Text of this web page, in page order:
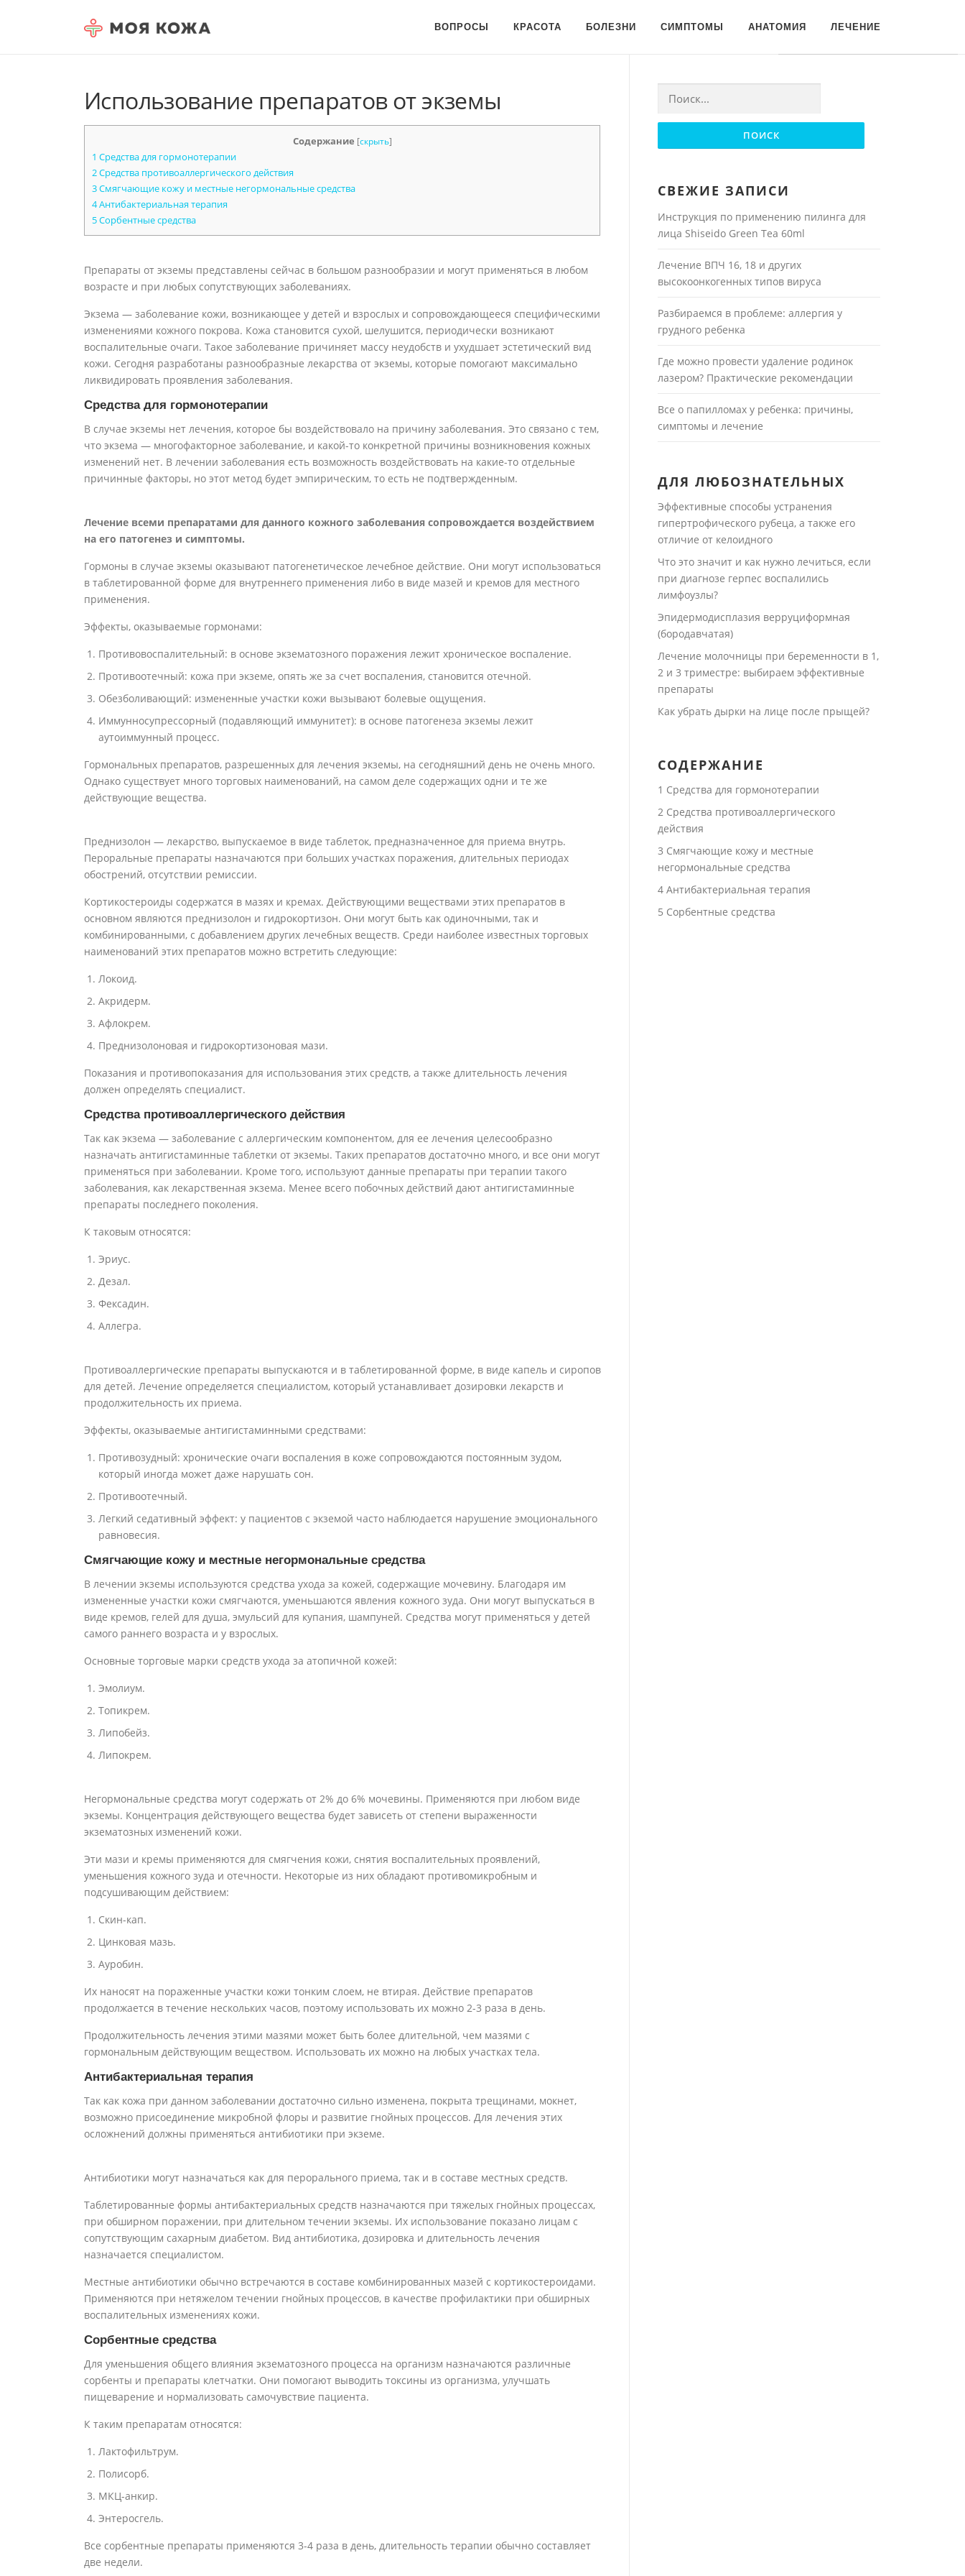
ВОПРОСЫ КРАСОТА БОЛЕЗНИ СИМПТОМЫ АНАТОМИЯ ЛЕЧЕНИЕ
Использование препаратов от экземы
Содержание [скрыть]
1 Средства для гормонотерапии
2Средства противоаллергического действия
3Смягчающие кожу и местные негормональные средства
4Антибактериальная терапия
5Сорбентные средства
Препараты от экземы представлены сейчас в большом разнообразии и могут применяться в любом
возрасте и при любых сопутствующих заболеваниях.
Экзема — заболевание кожи, возникающее у детей и взрослых и сопровождающееся специфическими
изменениями кожного покрова. Кожа становится сухой, шелушится, периодически возникают
воспалительные очаги. Такое заболевание причиняет массу неудобств и ухудшает эстетический вид
кожи. Сегодня разработаны разнообразные лекарства от экземы, которые помогают максимально
ликвидировать проявления заболевания.
Средства для гормонотерапии
В случае экземы нет лечения, которое бы воздействовало на причину заболевания. Это связано с тем,
что экзема — многофакторное заболевание, и какой-то конкретной причины возникновения кожных
изменений нет. В лечении заболевания есть возможность воздействовать на какие-то отдельные
причинные факторы, но этот метод будет эмпирическим, то есть не подтвержденным.
Лечение всеми препаратами для данного кожного заболевания сопровождается воздействием
на его патогенез и симптомы.
Гормоны в случае экземы оказывают патогенетическое лечебное действие. Они могут использоваться
в таблетированной форме для внутреннего применения либо в виде мазей и кремов для местного
применения.
Эффекты, оказываемые гормонами:
Противовоспалительный: в основе экзематозного поражения лежит хроническое воспаление.
Противоотечный: кожа при экземе, опять же за счет воспаления, становится отечной.
Обезболивающий: измененные участки кожи вызывают болевые ощущения.
Иммунносупрессорный (подавляющий иммунитет): в основе патогенеза экземы лежит
аутоиммунный процесс.
Гормональных препаратов, разрешенных для лечения экземы, на сегодняшний день не очень много.
Однако существует много торговых наименований, на самом деле содержащих одни и те же
действующие вещества.
Преднизолон — лекарство, выпускаемое в виде таблеток, предназначенное для приема внутрь.
Пероральные препараты назначаются при больших участках поражения, длительных периодах
обострений, отсутствии ремиссии.
Кортикостероиды содержатся в мазях и кремах. Действующими веществами этих препаратов в
основном являются преднизолон и гидрокортизон. Они могут быть как одиночными, так и
комбинированными, с добавлением других лечебных веществ. Среди наиболее известных торговых
наименований этих препаратов можно встретить следующие:
Локоид.
Акридерм.
Афлокрем.
Преднизолоновая и гидрокортизоновая мази.
Показания и противопоказания для использования этих средств, а также длительность лечения
должен определять специалист.
Средства противоаллергического действия
Так как экзема — заболевание с аллергическим компонентом, для ее лечения целесообразно
назначать антигистаминные таблетки от экземы. Таких препаратов достаточно много, и все они могут
применяться при заболевании. Кроме того, используют данные препараты при терапии такого
заболевания, как лекарственная экзема. Менее всего побочных действий дают антигистаминные
препараты последнего поколения.
К таковым относятся:
Эриус.
Дезал.
Фексадин.
Аллегра.
Противоаллергические препараты выпускаются и в таблетированной форме, в виде капель и сиропов
для детей. Лечение определяется специалистом, который устанавливает дозировки лекарств и
продолжительность их приема.
Эффекты, оказываемые антигистаминными средствами:
Противозудный: хронические очаги воспаления в коже сопровождаются постоянным зудом,
который иногда может даже нарушать сон.
Противоотечный.
Легкий седативный эффект: у пациентов с экземой часто наблюдается нарушение эмоционального
равновесия.
Смягчающие кожу и местные негормональные средства
В лечении экземы используются средства ухода за кожей, содержащие мочевину. Благодаря им
измененные участки кожи смягчаются, уменьшаются явления кожного зуда. Они могут выпускаться в
виде кремов, гелей для душа, эмульсий для купания, шампуней. Средства могут применяться у детей
самого раннего возраста и у взрослых.
Основные торговые марки средств ухода за атопичной кожей:
Эмолиум.
Топикрем.
Липобейз.
Липокрем.
Негормональные средства могут содержать от 2% до 6% мочевины. Применяются при любом виде
экземы. Концентрация действующего вещества будет зависеть от степени выраженности
экзематозных изменений кожи.
Эти мази и кремы применяются для смягчения кожи, снятия воспалительных проявлений,
уменьшения кожного зуда и отечности. Некоторые из них обладают противомикробным и
подсушивающим действием:
Скин-кап.
Цинковая мазь.
Ауробин.
Их наносят на пораженные участки кожи тонким слоем, не втирая. Действие препаратов
продолжается в течение нескольких часов, поэтому использовать их можно 2-3 раза в день.
Продолжительность лечения этими мазями может быть более длительной, чем мазями с
гормональным действующим веществом. Использовать их можно на любых участках тела.
Антибактериальная терапия
Так как кожа при данном заболевании достаточно сильно изменена, покрыта трещинами, мокнет,
возможно присоединение микробной флоры и развитие гнойных процессов. Для лечения этих
осложнений должны применяться антибиотики при экземе.
Антибиотики могут назначаться как для перорального приема, так и в составе местных средств.
Таблетированные формы антибактериальных средств назначаются при тяжелых гнойных процессах,
при обширном поражении, при длительном течении экземы. Их использование показано лицам с
сопутствующим сахарным диабетом. Вид антибиотика, дозировка и длительность лечения
назначается специалистом.
Местные антибиотики обычно встречаются в составе комбинированных мазей с кортикостероидами.
Применяются при нетяжелом течении гнойных процессов, в качестве профилактики при обширных
воспалительных изменениях кожи.
Сорбентные средства
Для уменьшения общего влияния экзематозного процесса на организм назначаются различные
сорбенты и препараты клетчатки. Они помогают выводить токсины из организма, улучшать
пищеварение и нормализовать самочувствие пациента.
К таким препаратам относятся:
Лактофильтрум.
Полисорб.
МКЦ-анкир.
Энтеросгель.
Все сорбентные препараты применяются 3-4 раза в день, длительность терапии обычно составляет
две недели.
Найти:
СВЕЖИЕ ЗАПИСИ
Инструкция по применению пилинга для
лица Shiseido Green Tea 60ml
Лечение ВПЧ 16, 18 и других
высокоонкогенных типов вируса
Разбираемся в проблеме: аллергия у
грудного ребенка
Где можно провести удаление родинок
лазером? Практические рекомендации
Все о папилломах у ребенка: причины,
симптомы и лечение
ДЛЯ ЛЮБОЗНАТЕЛЬНЫХ
Эффективные способы устранения
гипертрофического рубеца, а также его
отличие от келоидного
Что это значит и как нужно лечиться, если
при диагнозе герпес воспалились
лимфоузлы?
Эпидермодисплазия верруциформная
(бородавчатая)
Лечение молочницы при беременности в 1,
2 и 3 триместре: выбираем эффективные
препараты
Как убрать дырки на лице после прыщей?
СОДЕРЖАНИЕ
1 Средства для гормонотерапии
2Средства противоаллергического
действия
3 Смягчающие кожу и местные
негормональные средства
4Антибактериальная терапия
5 Сорбентные средства
Для любых предложений по